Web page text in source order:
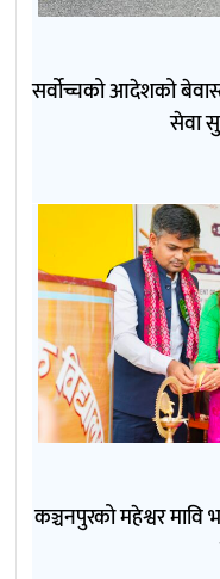
सर्वोच्चको आदेशको
सेवा
कञ्चनपुरको महेश्वर